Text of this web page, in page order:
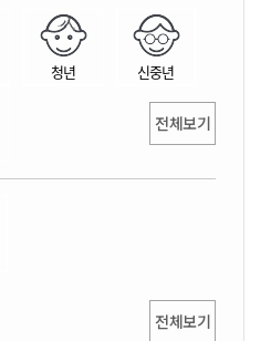
청년 신중년
전체보기
전체보기